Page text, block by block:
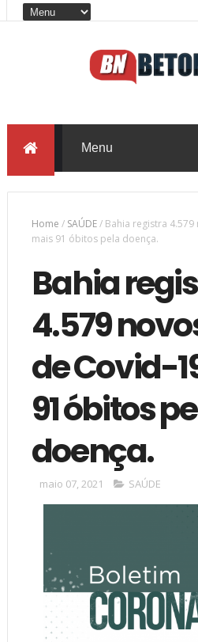
Home / SAÚDE/ Bahia registra
mais 91 óbitos pela doença.
Bahia
4.579
de Covid-
91 óbitos
doença.
maio 07, 2021 SAÚDE